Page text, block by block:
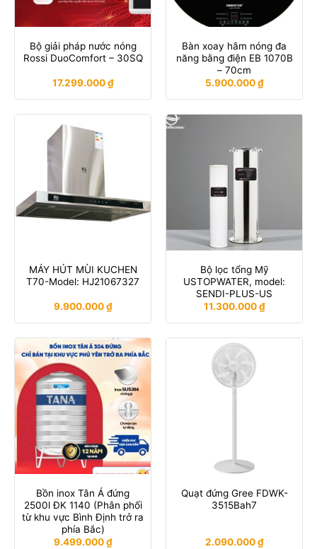
Bộ giải pháp nước nóng
Rossi DuoComfort – 30SQ
17.299.000₫
Bàn xoay hâm nóng đa
năng bằng điện EB 1070B
– 70cm
5.900.000₫
MÁY HÚT MÙI KUCHEN
T70-Model: HJ21067327
9.900.000₫
Bộ lọc tổng Mỹ
USTOPWATER, model:
SENDI-PLUS-US
11.300.000₫
Bồn inox Tân Á đứng
2500l ĐK 1140 (Phân phối
từ khu vực Bình Định trở ra
phía Bắc)
9.499.000₫
Quạt đứng Gree FDWK-
3515Bah7
2.090.000₫